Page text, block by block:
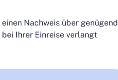
Nachweis über genügend
Ihrer Einreise verlangt